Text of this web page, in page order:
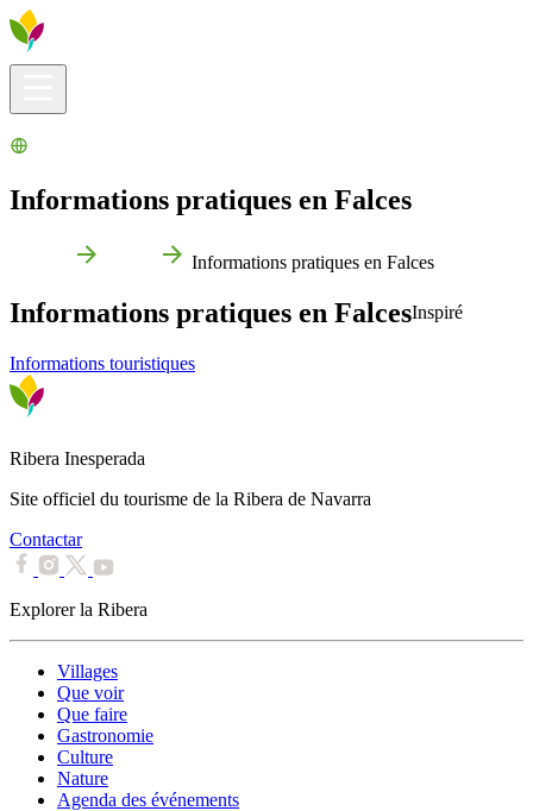
Informations pratiques en Falces
Informations pratiques en Falces
Informations pratiques en FalcesInspiré
Informations touristiques
Ribera Inesperada
Site officiel du tourisme de la Ribera de Navarra
Contactar
Explorer la Ribera
Villages
Que voir
Que faire
Gastronomie
Culture
Nature
Agenda des événements